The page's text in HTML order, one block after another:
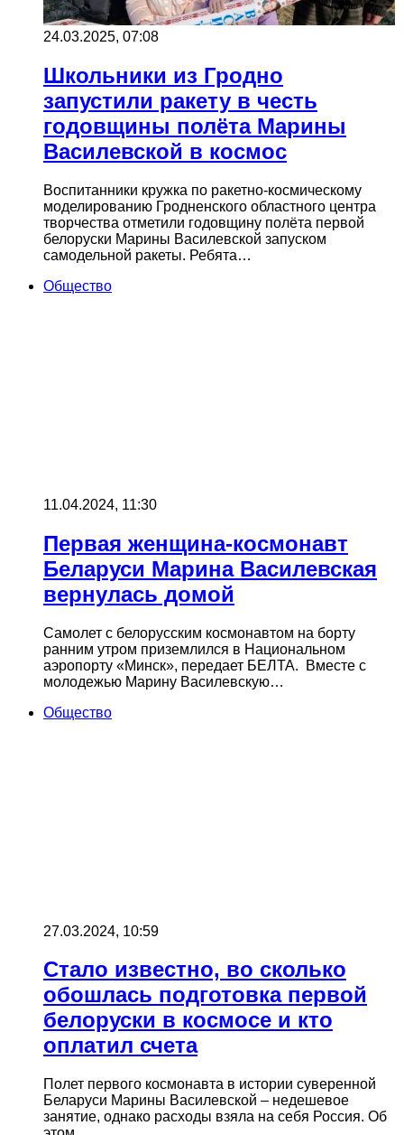
24.03.2025, 07:08
Школьники из Гродно
запустили ракету в честь
годовщины полёта Марины
Василевской в космос
Воспитанники кружка по ракетно-космическому
моделированию Гродненского областного центра
творчества отметили годовщину полёта первой
белоруски Марины Василевской запуском
самодельной ракеты. Ребята…
Общество
11.04.2024, 11:30
Первая женщина-космонавт
Беларуси Марина Василевская
вернулась домой
Самолет с белорусским космонавтом на борту
ранним утром приземлился в Национальном
аэропорту «Минск», передает БЕЛТА. Вместе с
молодежью Марину Василевскую…
Общество
27.03.2024, 10:59
Cтало известно, во сколько
обошлась подготовка первой
белоруски в космосе и кто
оплатил счета
Полет первого космонавта в истории суверенной
Беларуси Марины Василевской – недешевое
занятие, однако расходы взяла на себя Россия. Об